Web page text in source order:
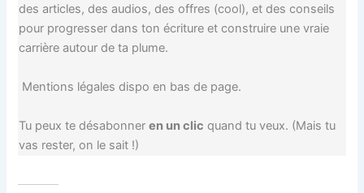
des articles, des audios, des offres (cool), et des conseils
pour progresser dans ton écriture et construire une vraie
carrière autour de ta plume.
Mentions légales dispo en bas de page.
Tu peux te désabonneren un clic quand tu veux. (Mais tu
vas rester, on le sait !)